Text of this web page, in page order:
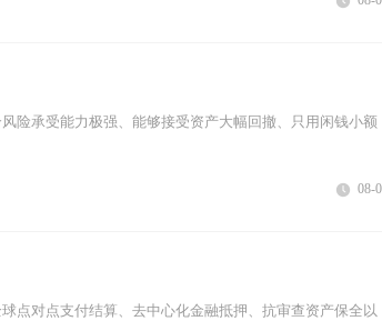
险承受能力极强、能够接受资产大幅回撤、只用闲钱小额
08-
点对点支付结算、去中心化金融抵押、抗审查资产保全以